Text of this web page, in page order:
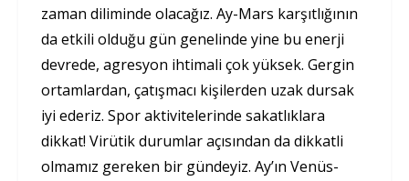
zaman diliminde olacağız. Ay-Mars karşıtlığının
da etkili olduğu gün genelinde yine bu enerji
devrede, agresyon ihtimali çok yüksek. Gergin
ortamlardan, çatışmacı kişilerden uzak dursak
iyi ederiz. Spor aktivitelerinde sakatlıklara
dikkat! Virütik durumlar açısından da dikkatli
olmamız gereken bir gündeyiz. Ay’ın Venüs-